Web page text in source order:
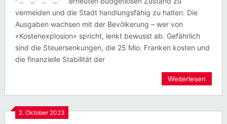
vermeiden und die Stadt handlungsfähig zu halten. Die
Ausgaben wachsen mit der Bevölkerung – wer von
«Kostenexplosion» spricht, lenkt bewusst ab. Gefährlich
sind die Steuersenkungen, die 25 Mio. Franken kosten und
die finanzielle Stabilität der
Weiterlesen
2. Oktober 2023